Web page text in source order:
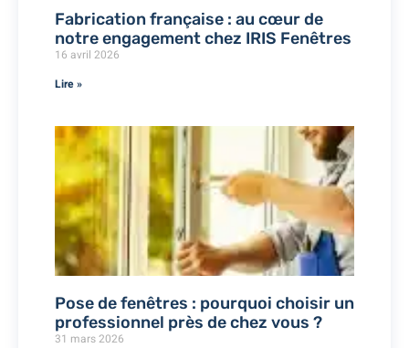
Fabrication française : au cœur de
notre engagement chez IRIS Fenêtres
16 avril 2026
Lire »
Pose de fenêtres : pourquoi choisir un
professionnel près de chez vous ?
31 mars 2026